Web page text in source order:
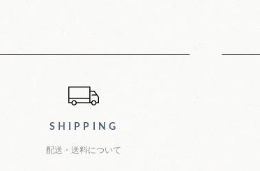
SHIPPING
配送・送料について